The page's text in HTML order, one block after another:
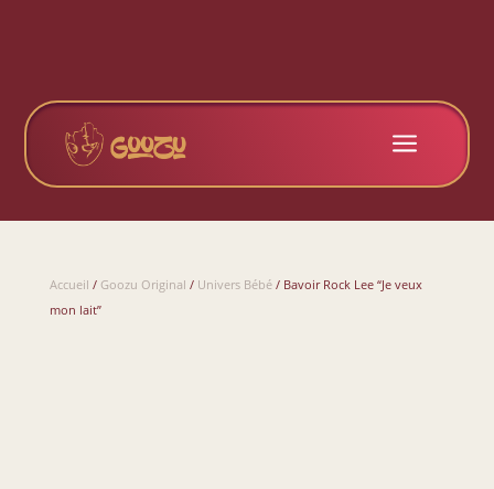
a
Accueil / Goozu Original / Univers Bébé/ Bavoir Rock Lee “Je veux
mon lait”